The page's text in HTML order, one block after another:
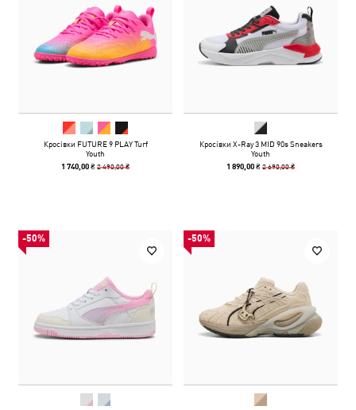
Кросівки FUTURE 9 PLAY Turf
Youth
1 740,00 ₴2 490,00 ₴
Кросівки X-Ray 3 MID 90s Sneakers
Youth
1 890,00 ₴2 690,00 ₴
-50% -50%